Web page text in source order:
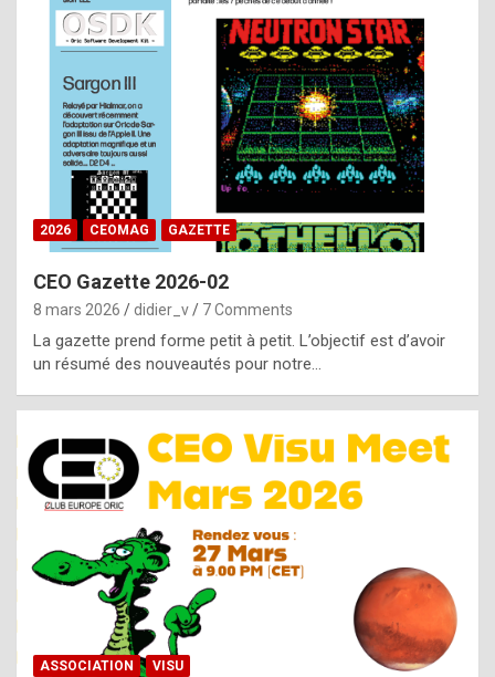
m
m
a
y
b
e
b
y
g
e
n
u
i
n
e
R
o
2026 CEOMAG GAZETTE
CEO Gazette 2026-02
8 mars 2026 didier_v 7 Comments
La gazette prend forme petit à petit. L’objectif est d’avoir
un résumé des nouveautés pour notre…
ASSOCIATION VISU